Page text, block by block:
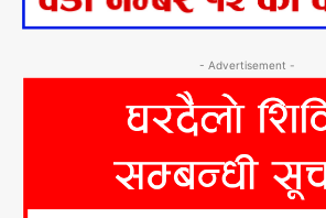
- Advertisement -